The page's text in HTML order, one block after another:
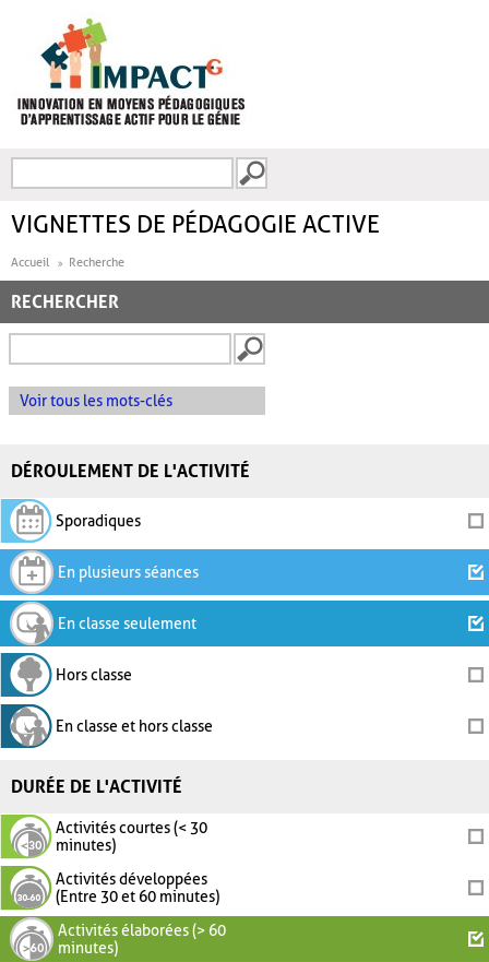
FORMULAIRE DE
VIGNETTES DE PÉDAGOGIE ACTIVE
Accueil Recherche
RECHERCHER
Voir tous les mots-clés
DÉROULEMENT DE L'ACTIVITÉ
Sporadiques
En plusieurs séances
En classe seulement
Hors classe
En classe et hors classe
DURÉE DE L'ACTIVITÉ
Activités courtes (< 30
minutes)
Activités développées
(Entre 30 et 60 minutes)
Activités élaborées (> 60
minutes)